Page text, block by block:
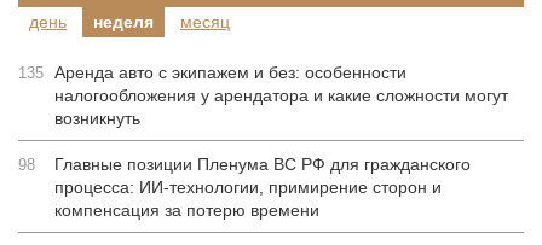
день
неделя месяц
135 Аренда авто с экипажем и без: особенности
налогообложения у арендатора и какие сложности могут
возникнуть
98
Главные позиции Пленума ВС РФ для гражданского
процесса: ИИ-технологии, примирение сторон и
компенсация за потерю времени